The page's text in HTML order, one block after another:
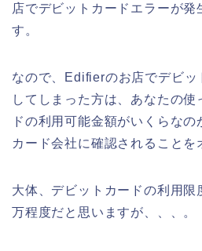
店でデビットカードエラーが発
す。
なので、Edifierのお店でデビッ
してしまった方は、あなたの使
ドの利用可能金額がいくらなの
カード会社に確認されることを
大体、デビットカードの利用
万程度だと思いますが、、、。